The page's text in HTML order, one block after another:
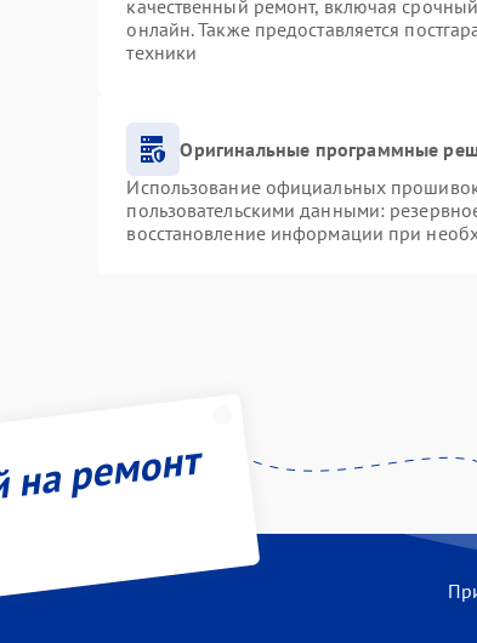
качественный ремонт, включая
онлайн. Также предоставляется
техники
Оригинальные программные
Использование официальных
пользовательскими данными:
восстановление информации при
ремонт